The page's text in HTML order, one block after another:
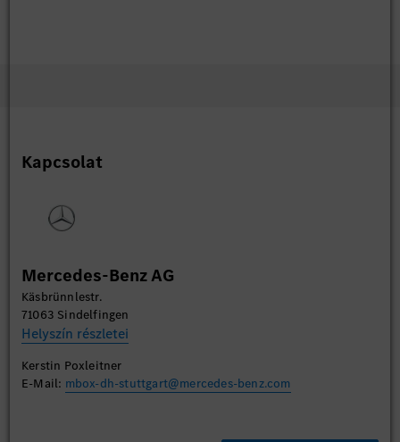
Kapcsolat
Mercedes-Benz AG
Käsbrünnlestr.
71063 Sindelfingen
Helyszín részletei
Kerstin Poxleitner
E-Mail: mbox-dh-stuttgart@mercedes-benz.com